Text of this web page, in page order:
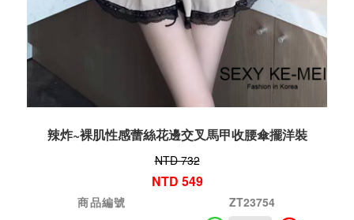
辣炸~裸肌性感蕾絲花邊交叉馬甲收腰傘擺洋裝
NTD 732
NTD 549
商品編號
ZT23754